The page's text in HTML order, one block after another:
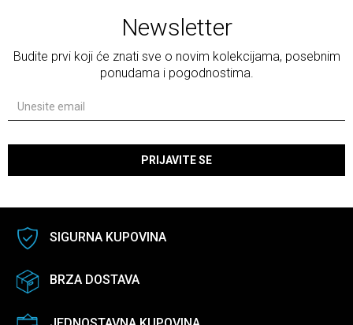
Newsletter
Budite prvi koji će znati sve o novim kolekcijama, posebnim
ponudama i pogodnostima.
PRIJAVITE SE
SIGURNA KUPOVINA
BRZA DOSTAVA